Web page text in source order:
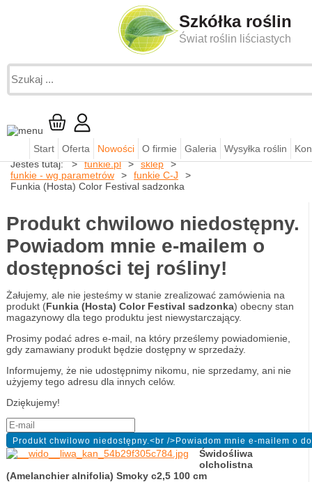
Szkółka roślin
Świat roślin liściastych
Start Oferta Nowości O firmie Galeria Wysyłka roślin
Jesteś tutaj:
funkie.pl
sklep
funkie - wg parametrów
funkie C-J
Funkia (Hosta) Color Festival sadzonka
Produkt chwilowo niedostępny.
Powiadom mnie e-mailem o
dostępności tej rośliny!
Żałujemy, ale nie jesteśmy w stanie zrealizować zamówienia na
produkt (Funkia (Hosta) Color Festival sadzonka) obecny stan
magazynowy dla tego produktu jest niewystarczający.
Prosimy podać adres e-mail, na który prześlemy powiadomienie,
gdy zamawiany produkt będzie dostępny w sprzedaży.
Informujemy, że nie udostępnimy nikomu, nie sprzedamy, ani nie
użyjemy tego adresu dla innych celów.
Dziękujemy!
Świdośliwa
olcholistna
(Amelanchier alnifolia) Smoky c2,5 100 cm